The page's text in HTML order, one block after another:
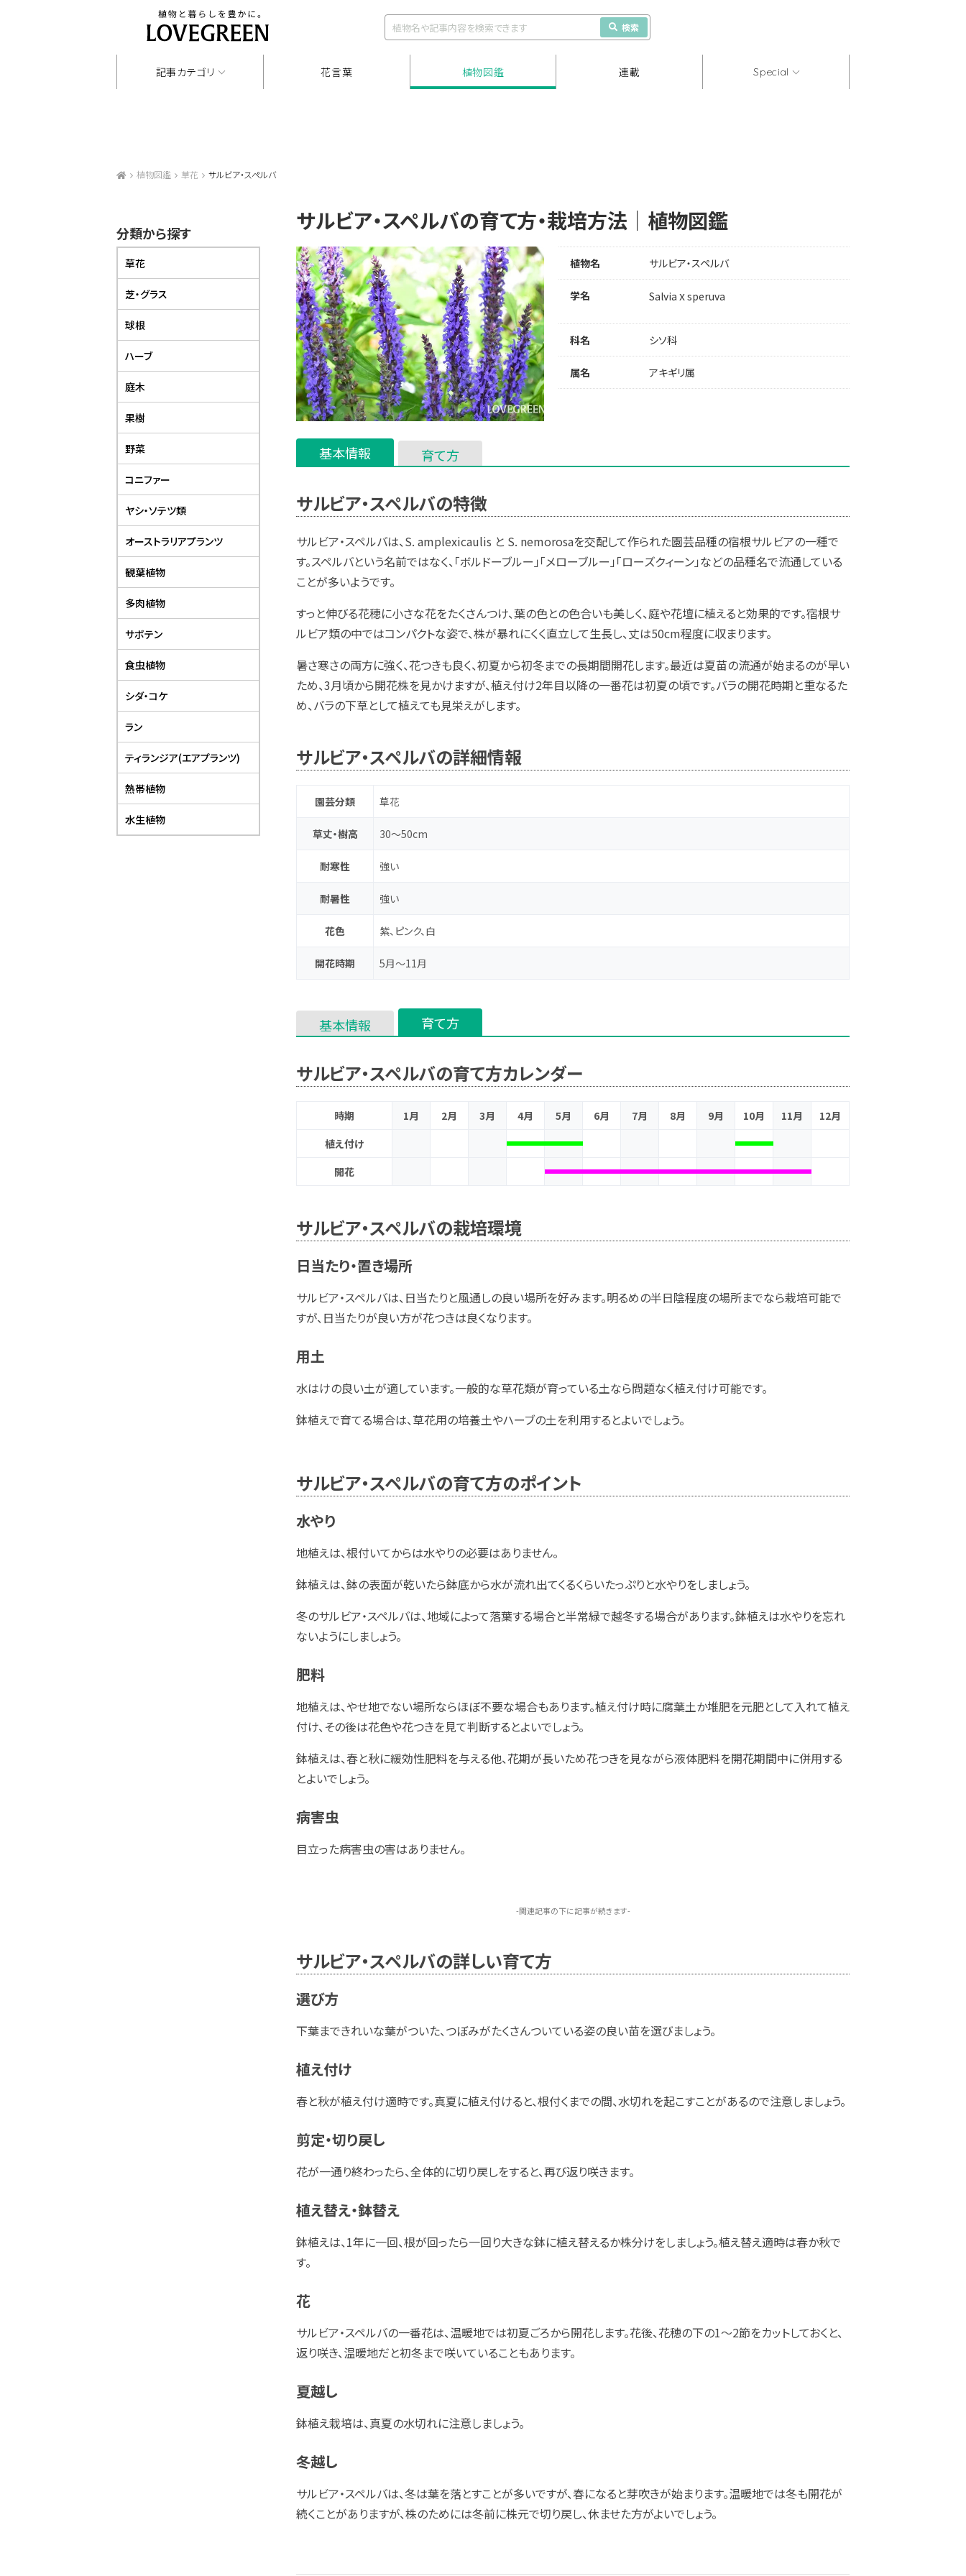
検索
記事カテゴリ 花言葉 植物図鑑 連載 Special
植物図鑑 草花 サルビア・スペルバ
サルビア・スペルバの育て方・栽培方法｜植物図鑑
植物名 サルビア・スペルバ
学名 Salvia xsperuva
科名 シソ科
属名 アキギリ属
基本情報 育て方
サルビア・スペルバの特徴
サルビア・スペルバは、S. amplexicaulis と S. nemorosaを交配して作られた園芸品種の宿根サルビアの一種で
す。スペルバという名前ではなく、「ボルドーブルー」「メローブルー」「ローズクィーン」などの品種名で流通している
ことが多いようです。
すっと伸びる花穂に小さな花をたくさんつけ、葉の色との色合いも美しく、庭や花壇に植えると効果的です。宿根サ
ルビア類の中ではコンパクトな姿で、株が暴れにくく直立して生長し、丈は50cm程度に収まります。
暑さ寒さの両方に強く、花つきも良く、初夏から初冬までの長期間開花します。最近は夏苗の流通が始まるのが早い
ため、3月頃から開花株を見かけますが、植え付け2年目以降の一番花は初夏の頃です。バラの開花時期と重なるた
め、バラの下草として植えても見栄えがします。
サルビア・スペルバの詳細情報
園芸分類 草花
草丈・樹高 30～50cm
耐寒性 強い
耐暑性 強い
花色 紫、ピンク、白
開花時期 5月～11月
基本情報 育て方
サルビア・スペルバの育て方カレンダー
時期 1月 2月 3月 4月 5月 6月 7月 8月 9月 10月 11月
12月
植え付け
開花
サルビア・スペルバの栽培環境
日当たり・置き場所
サルビア・スペルバは、日当たりと風通しの良い場所を好みます。明るめの半日陰程度の場所までなら栽培可能で
すが、日当たりが良い方が花つきは良くなります。
用土
水はけの良い土が適しています。一般的な草花類が育っている土なら問題なく植え付け可能です。
鉢植えで育てる場合は、草花用の培養土やハーブの土を利用するとよいでしょう。
サルビア・スペルバの育て方のポイント
水やり
地植えは、根付いてからは水やりの必要はありません。
鉢植えは、鉢の表面が乾いたら鉢底から水が流れ出てくるくらいたっぷりと水やりをしましょう。
冬のサルビア・スペルバは、地域によって落葉する場合と半常緑で越冬する場合があります。鉢植えは水やりを忘れ
ないようにしましょう。
肥料
地植えは、やせ地でない場所ならほぼ不要な場合もあります。植え付け時に腐葉土か堆肥を元肥として入れて植え
付け、その後は花色や花つきを見て判断するとよいでしょう。
鉢植えは、春と秋に緩効性肥料を与える他、花期が長いため花つきを見ながら液体肥料を開花期間中に併用する
とよいでしょう。
病害虫
目立った病害虫の害はありません。
-関連記事の下に記事が続きます-
サルビア・スペルバの詳しい育て方
選び方
下葉まできれいな葉がついた、つぼみがたくさんついている姿の良い苗を選びましょう。
植え付け
春と秋が植え付け適時です。真夏に植え付けると、根付くまでの間、水切れを起こすことがあるので注意しましょう。
剪定・切り戻し
花が一通り終わったら、全体的に切り戻しをすると、再び返り咲きます。
植え替え・鉢替え
鉢植えは、1年に一回、根が回ったら一回り大きな鉢に植え替えるか株分けをしましょう。植え替え適時は春か秋で
す。
花
サルビア・スペルバの一番花は、温暖地では初夏ごろから開花します。花後、花穂の下の1～2節をカットしておくと、
返り咲き、温暖地だと初冬まで咲いていることもあります。
夏越し
鉢植え栽培は、真夏の水切れに注意しましょう。
冬越し
サルビア・スペルバは、冬は葉を落とすことが多いですが、春になると芽吹きが始まります。温暖地では冬も開花が
続くことがありますが、株のためには冬前に株元で切り戻し、休ませた方がよいでしょう。
分類から探す
草花
芝・グラス
球根
ハーブ
庭木
果樹
野菜
コニファー
ヤシ・ソテツ類
オーストラリアプランツ
観葉植物
多肉植物
サボテン
食虫植物
シダ・コケ
ラン
ティランジア(エアプランツ)
熱帯植物
水生植物